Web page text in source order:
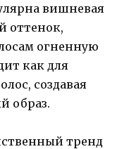
вишневая
оттенок,
огненную
как для
создавая
образ.
тренд